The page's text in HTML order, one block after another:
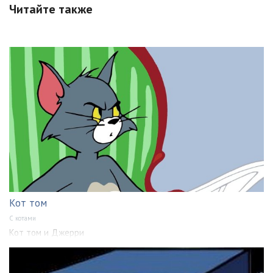
Читайте также
Кот том
С котами
Кот том и Джерри